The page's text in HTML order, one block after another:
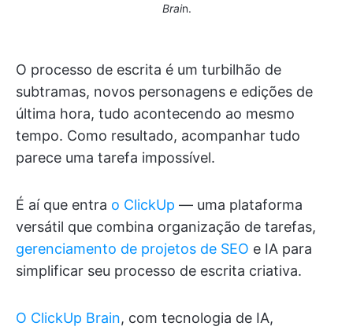
Brain.
O processo de escrita é um turbilhão de
subtramas, novos personagens e edições de
última hora, tudo acontecendo ao mesmo
tempo. Como resultado, acompanhar tudo
parece uma tarefa impossível.
É aí que entra o ClickUp — uma plataforma
versátil que combina organização de tarefas,
gerenciamento de projetos de SEO e IA para
simplificar seu processo de escrita criativa.
O ClickUp Brain, com tecnologia de IA,